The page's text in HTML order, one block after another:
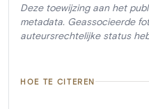
Deze toewijzing aan het
metadata. Geassocieerde
auteursrechtelijke status
HOE TE CITEREN